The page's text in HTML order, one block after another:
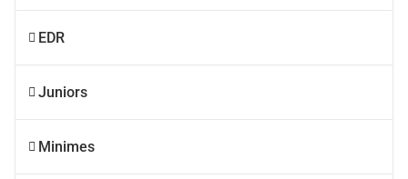
EDR
Juniors
Minimes